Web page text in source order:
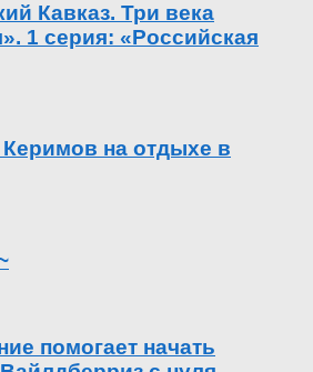
Кавказ. Три века
1 серия: «Российская
на отдыхе в
помогает начать